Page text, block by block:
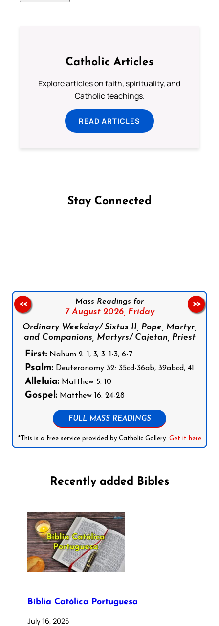
Catholic Articles
Explore articles on faith, spirituality, and
Catholic teachings.
READ ARTICLES
Stay Connected
Mass Readings for
7 August 2026, Friday
Ordinary Weekday/ Sixtus II, Pope, Martyr,
and Companions, Martyrs/ Cajetan, Priest
First: Nahum 2: 1, 3; 3: 1-3, 6-7
Psalm: Deuteronomy 32: 35cd-36ab, 39abcd, 41
Alleluia: Matthew 5: 10
Gospel: Matthew 16: 24-28
FULL MASS READINGS
*This is a free service provided by Catholic Gallery. Get it here
<< >>
Recently added Bibles
Bíblia Católica Portuguesa
July 16, 2025